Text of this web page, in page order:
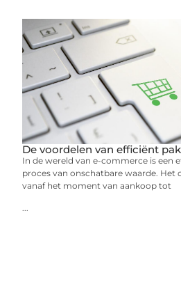
De voordelen van efficiënt
In de wereld van e-commerce is een
proces van onschatbare waarde. Het
vanaf het moment van aankoop tot